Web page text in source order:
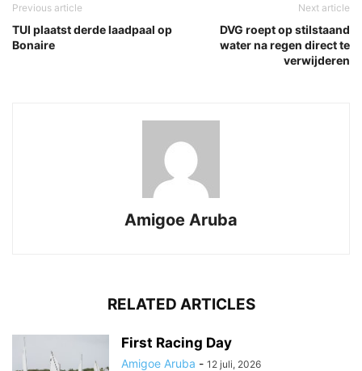
Previous article
TUI plaatst derde laadpaal op
Bonaire
Next article
DVG roept op stilstaand
water na regen direct te
verwijderen
Amigoe Aruba
RELATED ARTICLES
First Racing Day
Amigoe Aruba - 12 juli, 2026